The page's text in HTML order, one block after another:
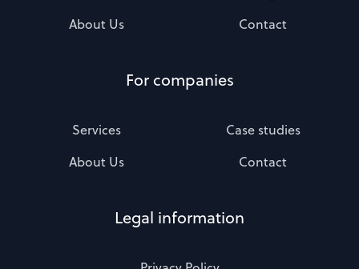
About Us
Contact
For companies
Services
Case studies
About Us
Contact
Legal information